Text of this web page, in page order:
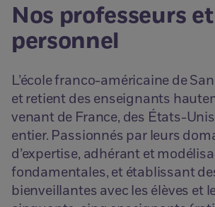
Nos professeurs
personnel
L’école franco-américaine de
et retient des enseignants
venant de France, des États-
entier. Passionnés par leurs
d’expertise, adhérant et
fondamentales, et établissant
bienveillantes avec les élèves et